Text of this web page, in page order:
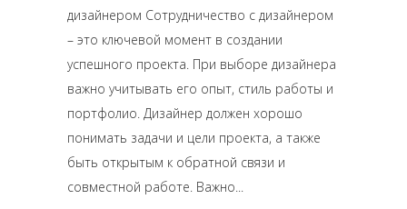
дизайнером Сотрудничество с дизайнером
– это ключевой момент в создании
успешного проекта. При выборе дизайнера
важно учитывать его опыт, стиль работы и
портфолио. Дизайнер должен хорошо
понимать задачи и цели проекта, а также
быть открытым к обратной связи и
совместной работе. Важно